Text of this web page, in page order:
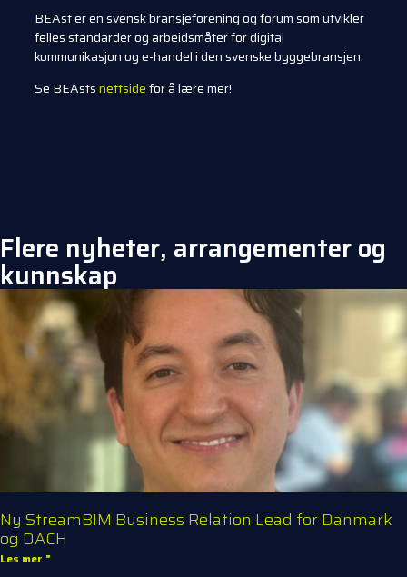
BEAst er en svensk bransjeforening og forum som utvikler
felles standarderog arbeidsmåter for digital
kommunikasjon og e-handel i den svenskebyggebransjen.
Se BEAstsnettsidefor å lære mer!
Flere nyheter, arrangementer og
kunnskap
Ny StreamBIM Business Relation Lead for Danmark
og DACH
Les mer "